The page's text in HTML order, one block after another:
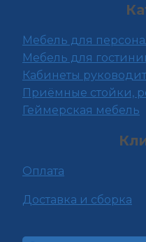
Мебель для
Мебель для
Кабинеты
Приёмные стойки,
Геймерская мебель
Оплата
Доставка и сборка